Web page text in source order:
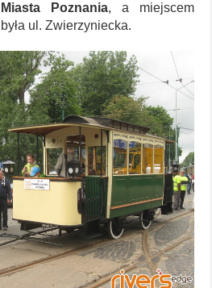
Poznania, a miejscem
ul. Zwierzyniecka.